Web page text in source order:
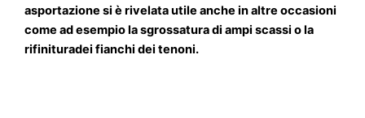
asportazione si è rivelata utile anche in altre occasioni
come ad esempio la sgrossatura di ampi scassi o la
rifinituradei fianchi dei tenoni.